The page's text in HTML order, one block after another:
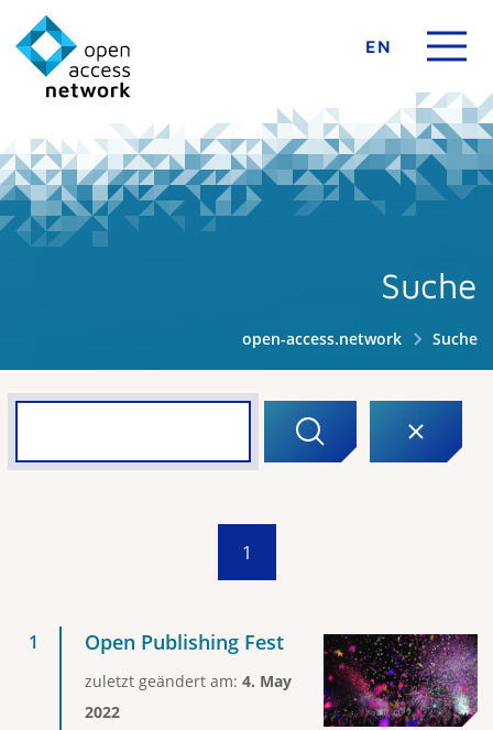
EN
Suche
open-access.network Suche
1
Open Publishing Fest
zuletzt geändert am: 4. May
2022